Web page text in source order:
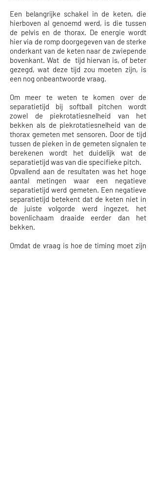
Een belangrijke schakel in de keten, die
hierboven al genoemd werd, is die tussen
de pelvis en de thorax. De energie wordt
hier via de romp doorgegeven van de sterke
onderkant van de keten naar de zwiepende
bovenkant. Wat de tijd hiervan is, of beter
gezegd, wat deze tijd zou moeten zijn, is
een nog onbeantwoorde vraag.
Om meer te weten te komen over de
separatietijd bij softball pitchen wordt
zowel de piekrotatiesnelheid van het
bekken als de piekrotatiesnelheid van de
thorax gemeten met sensoren. Door de tijd
tussen de pieken in de gemeten signalen te
berekenen wordt het duidelijk wat de
separatietijd was van die specifieke pitch.
Opvallend aan de resultaten was het hoge
aantal metingen waar een negatieve
separatietijd werd gemeten. Een negatieve
separatietijd betekent dat de keten niet in
de juiste volgorde werd ingezet, het
bovenlichaam draaide eerder dan het
bekken.
Omdat de vraag is hoe de timing moet zijn